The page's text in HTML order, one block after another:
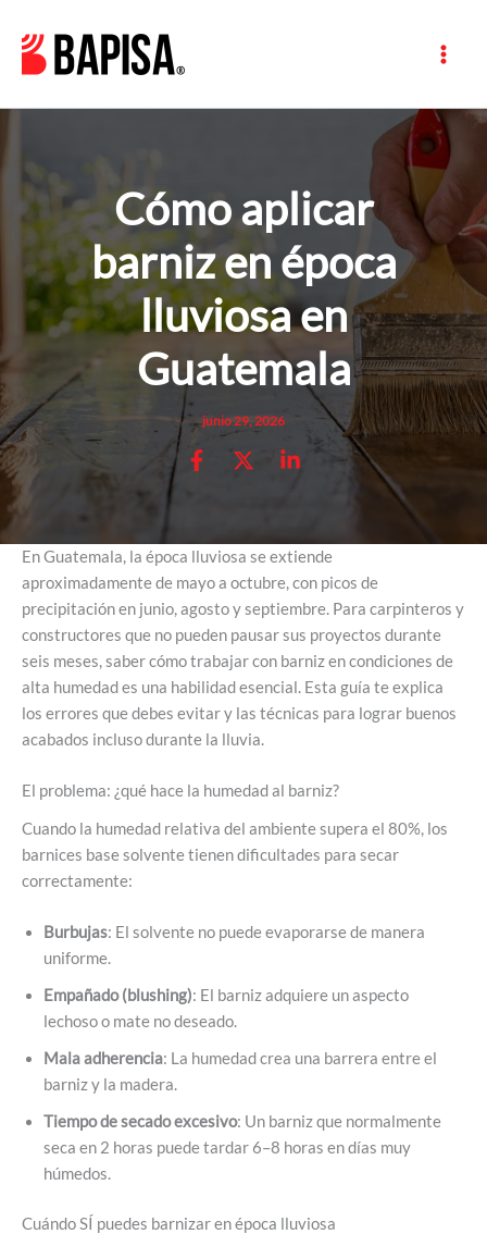
contenido
Cómo aplicar
barniz en época
lluviosa en
Guatemala
junio 29, 2026
En Guatemala, la época lluviosa se extiende
aproximadamente de mayo a octubre, con picos de
precipitación en junio, agosto y septiembre. Para carpinteros y
constructores que no pueden pausar sus proyectos durante
seis meses, saber cómo trabajar con barniz en condiciones de
alta humedad es una habilidad esencial. Esta guía te explica
los errores que debes evitar y las técnicas para lograr buenos
acabados incluso durante la lluvia.
El problema: ¿qué hace la humedad al barniz?
Cuando la humedad relativa del ambiente supera el 80%, los
barnices base solvente tienen dificultades para secar
correctamente:
Burbujas: El solvente no puede evaporarse de manera
uniforme.
Empañado (blushing): El barniz adquiere un aspecto
lechoso o mate no deseado.
Mala adherencia: La humedad crea una barrera entre el
barniz y la madera.
Tiempo de secado excesivo: Un barniz que normalmente
seca en 2 horas puede tardar 6–8 horas en días muy
húmedos.
Cuándo SÍ puedes barnizar en época lluviosa